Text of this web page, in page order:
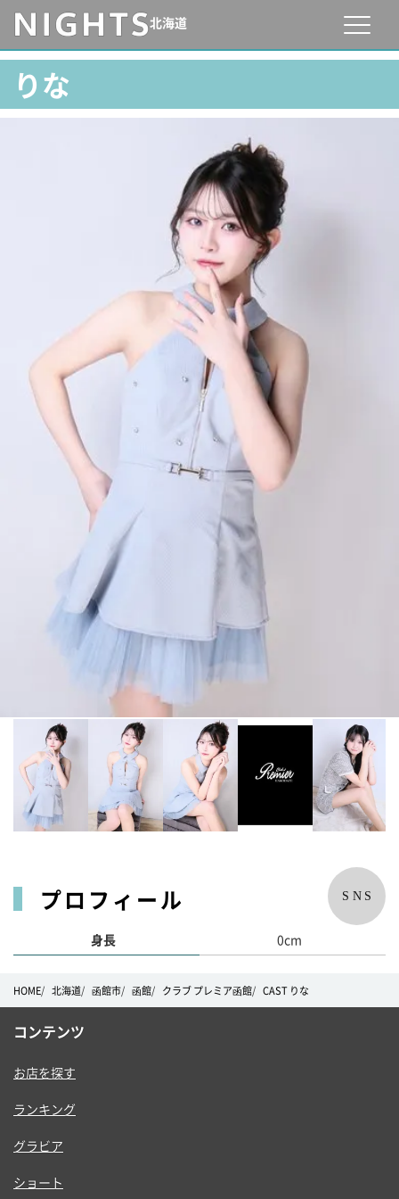
北海道
りな
プロフィール
身長 0cm
SNS
HOME 北海道 函館市 函館 クラブ プレミア函館 CAST りな
コンテンツ
お店を探す
ランキング
グラビア
ショート